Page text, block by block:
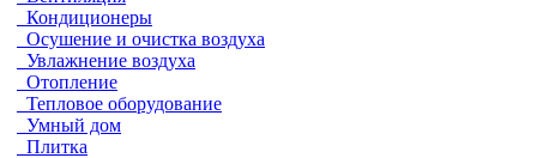
Кондиционеры
Осушение и очистка воздуха
Увлажнение воздуха
Отопление
Тепловое оборудование
Умный дом
Плитка